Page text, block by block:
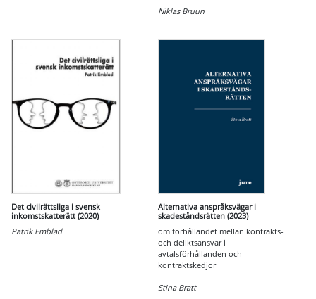
Niklas Bruun
Det civilrättsliga i svensk
inkomstskatterätt (2020)
Patrik Emblad
Alternativa anspråksvägar i
skadeståndsrätten (2023)
om förhållandet mellan kontrakts-
och deliktsansvar i
avtalsförhållanden och
kontraktskedjor
Stina Bratt